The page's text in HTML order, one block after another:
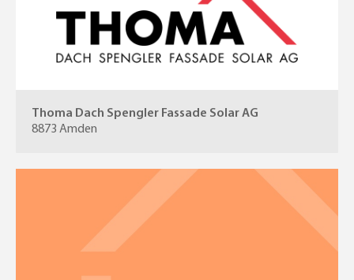
Thoma Dach Spengler Fassade Solar AG
8873 Amden